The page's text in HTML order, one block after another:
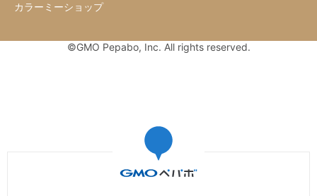
カラーミーショップ
©GMO Pepabo, Inc. All rights reserved.